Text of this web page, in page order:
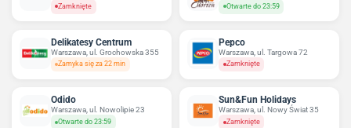
Zamknięte Otwarte do 23:59
Delikatesy Centrum
Warszawa, ul. Grochowska 355
Zamyka się za 22 min
Pepco
Warszawa, ul. Targowa 72
Zamknięte
Odido
Warszawa, ul. Nowolipie 23
Otwarte do 23:59
Sun&Fun Holidays
Warszawa, ul. Nowy Świat 35
Zamknięte